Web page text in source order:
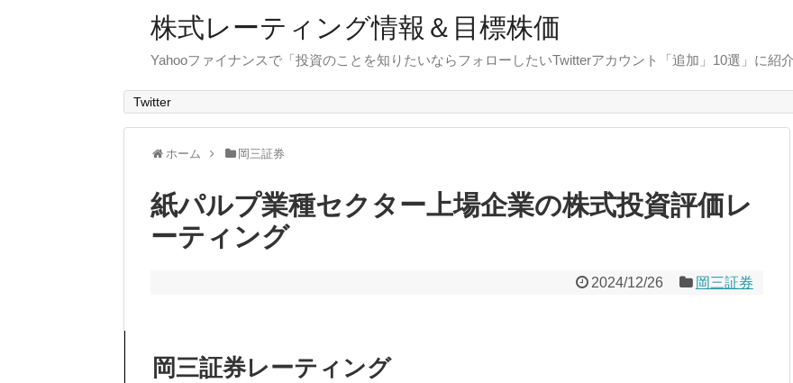
株式レーティング情報＆目標株価
Yahooファイナンスで「投資のことを知りたいならフォローしたいTwitterアカウント「追加」10選」に紹
Twitter
ホーム 岡三証券
紙パルプ業種セクター上場企業の株式投資評価レ
ーティング
2024/12/26 岡三証券
岡三証券レーティング